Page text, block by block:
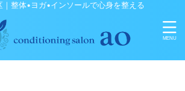
｜整体•ヨガ•インソールで心身を整える